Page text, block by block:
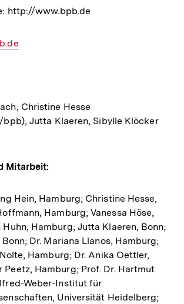
http://www.bpb.de
Christine Hesse
Jutta Klaeren, Sibylle Klöcker
Mitarbeit:
Hein, Hamburg; Christine Hesse,
Hamburg; Vanessa Höse,
Huhn, Hamburg; Jutta Klaeren, Bonn;
Dr. Mariana Llanos, Hamburg;
Hamburg; Dr. Anika Oettler,
Peetz, Hamburg; Prof. Dr. Hartmut
Weber-Institut für
Universität Heidelberg;